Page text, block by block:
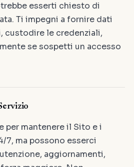
esserti chiesto di
Ti impegni a fornire dati
custodire le credenziali,
se sospetti un accesso
per mantenere il Sito e i
7, ma possono esserci
aggiornamenti,